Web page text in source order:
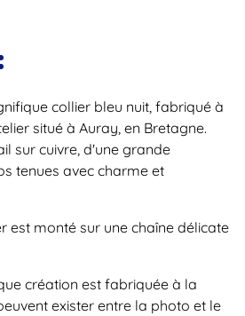
collier bleu nuit, fabriqué à
situé à Auray, en Bretagne.
sur cuivre, d'une grande
tenues avec charme et
est monté sur une chaîne délicate
création est fabriquée à la
exister entre la photo et le